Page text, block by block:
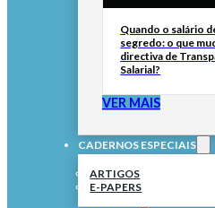
Quando o salário
segredo: o que
directiva de
Salarial?
VER MAIS
CADERNOS ESPECIAIS
ARTIGOS
E-PAPERS